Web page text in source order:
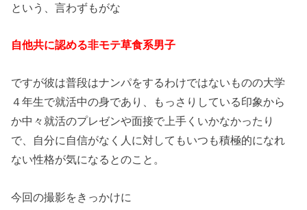
という、言わずもがな
自他共に認める非モテ草食系男子
ですが彼は普段はナンパをするわけではないものの大学
４年生で就活中の身であり、もっさりしている印象から
か中々就活のプレゼンや面接で上手くいかなかったり
で、自分に自信がなく人に対してもいつも積極的になれ
ない性格が気になるとのこと。
今回の撮影をきっかけに